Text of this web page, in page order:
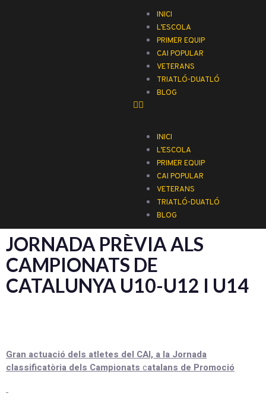
INICI
L’ESCOLA
PRIMER EQUIP
CAI POPULAR
VETERANS
TRIATLÓ-DUATLÓ
BLOG
INICI
L’ESCOLA
PRIMER EQUIP
CAI POPULAR
VETERANS
TRIATLÓ-DUATLÓ
BLOG
JORNADA PRÈVIA ALS
CAMPIONATS DE
CATALUNYA U10-U12 I U14
Gran actuació dels atletes del CAI, a la Jornada
classificatòria dels Campionats catalans de Promoció